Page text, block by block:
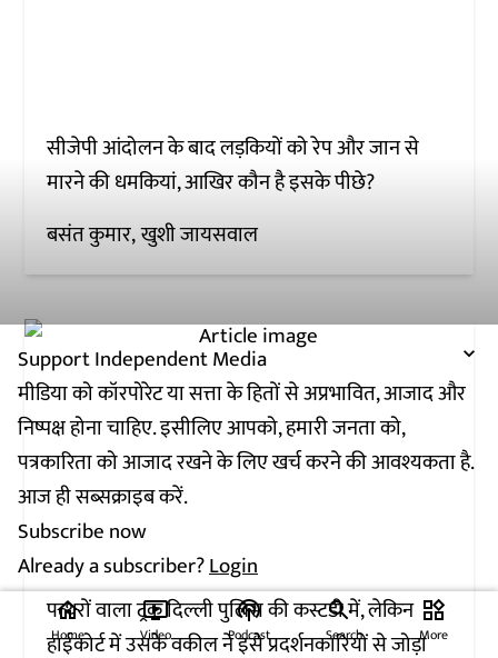
Support Independent Media
मीडिया को कॉरपोरेट या सत्ता के हितों से अप्रभावित, आजाद और
निष्पक्ष होना चाहिए. इसीलिए आपको, हमारी जनता को,
पत्रकारिता को आजाद रखने के लिए खर्च करने की आवश्यकता है.
आज ही सब्सक्राइब करें.
Subscribe now
Already a subscriber?Login
सीजेपी आंदोलन के बाद लड़कियों को रेप और जान से
मारने की धमकियां, आखिर कौन है इसके पीछे?
बसंत कुमार खुशी जायसवाल
पत्थरों वाला ट्रक दिल्ली पुलिस की कस्टडी में, लेकिन
हाईकोर्ट में उसके वकील ने इसे प्रदर्शनकारियों से जोड़ा
home
Home
ondemand_video
Video
podcasts
Podcast Search
widgets
More